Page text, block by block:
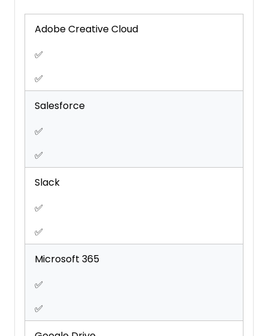
Review Monitoring
Adobe Creative Cloud
✅
✅
Salesforce
✅
✅
Slack
✅
✅
Microsoft 365
✅
✅